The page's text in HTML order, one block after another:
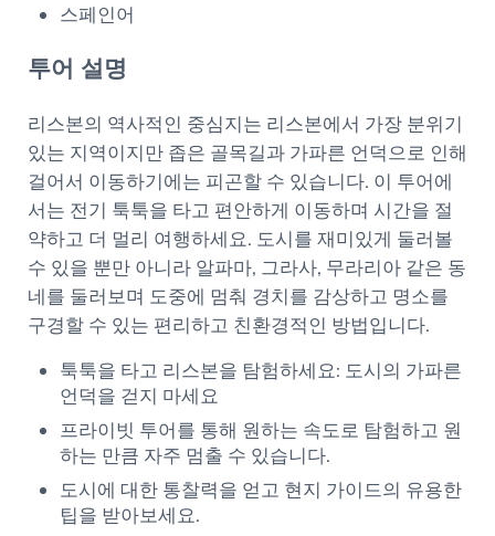
스페인어
투어 설명
리스본의 역사적인 중심지는 리스본에서 가장 분위기
있는 지역이지만 좁은 골목길과 가파른 언덕으로 인해
걸어서 이동하기에는 피곤할 수 있습니다. 이 투어에
서는 전기 툭툭을 타고 편안하게 이동하며 시간을 절
약하고 더 멀리 여행하세요. 도시를 재미있게 둘러볼
수 있을 뿐만 아니라 알파마, 그라사, 무라리아 같은 동
네를 둘러보며 도중에 멈춰 경치를 감상하고 명소를
구경할 수 있는 편리하고 친환경적인 방법입니다.
툭툭을 타고 리스본을 탐험하세요: 도시의 가파른
언덕을 걷지 마세요
프라이빗 투어를 통해 원하는 속도로 탐험하고 원
하는 만큼 자주 멈출 수 있습니다.
도시에 대한 통찰력을 얻고 현지 가이드의 유용한
팁을 받아보세요.